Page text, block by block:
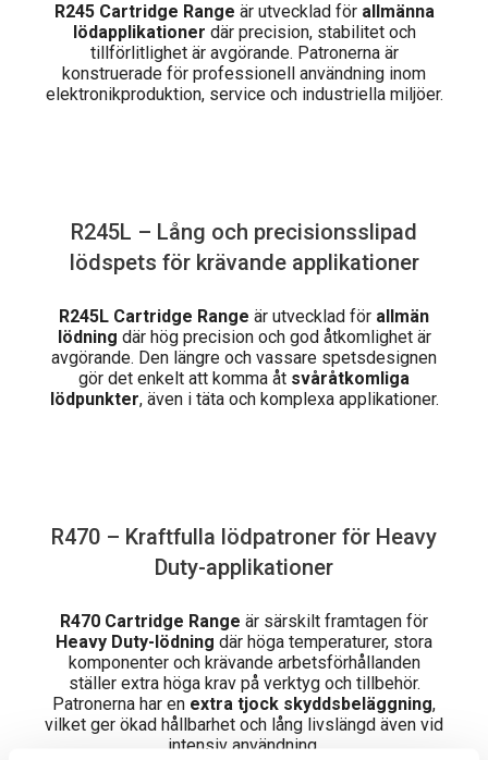
R245 Cartridge Range är utvecklad för allmänna
lödapplikationer där precision, stabilitet och
tillförlitlighet är avgörande. Patronerna är
konstruerade för professionell användning inom
elektronikproduktion, service och industriella miljöer.
R245L – Lång och precisionsslipad
lödspets för krävande applikationer
R245L Cartridge Range är utvecklad för allmän
lödning där hög precision och god åtkomlighet är
avgörande. Den längre och vassare spetsdesignen
gör det enkelt att komma åt svåråtkomliga
lödpunkter, även i täta och komplexa applikationer.
R470 – Kraftfulla lödpatroner för Heavy
Duty-applikationer
R470 Cartridge Range är särskilt framtagen för
Heavy Duty-lödning där höga temperaturer, stora
komponenter och krävande arbetsförhållanden
ställer extra höga krav på verktyg och tillbehör.
Patronerna har en extra tjock skyddsbeläggning,
vilket ger ökad hållbarhet och lång livslängd även vid
intensiv användning.